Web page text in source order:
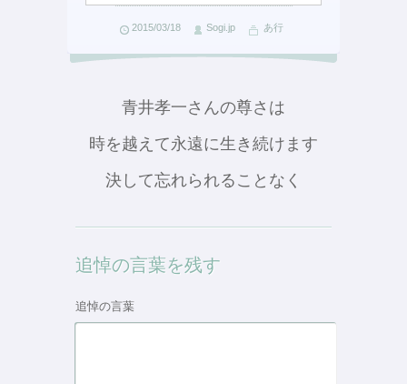
2015/03/18 Sogi.jp あ行
青井孝一さんの尊さは
時を越えて永遠に生き続けます
決して忘れられることなく
追悼の言葉を残す
追悼の言葉